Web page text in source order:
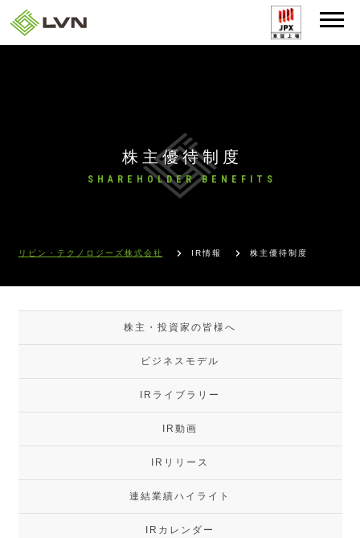
株主優待制度
SHAREHOLDER BENEFITS
リビン・テクノロジーズ株式会社 IR情報 株主優待制度
株主・投資家の皆様へ
ビジネスモデル
IRライブラリー
IR動画
IRリリース
連結業績ハイライト
IRカレンダー